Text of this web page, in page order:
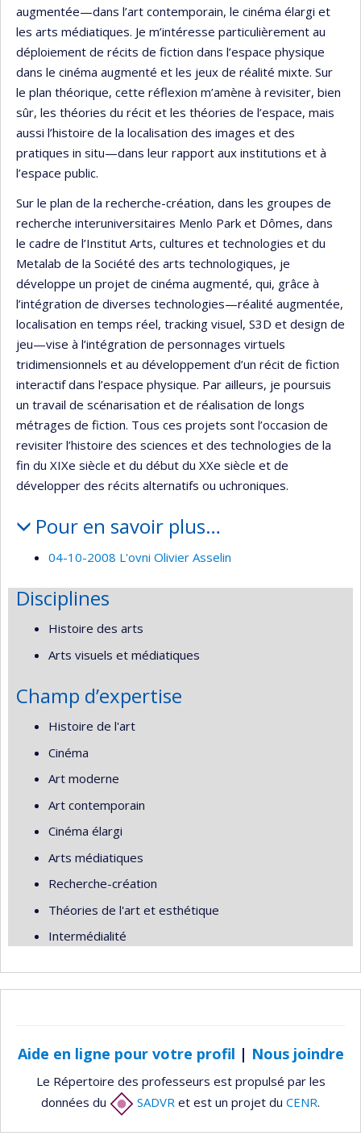
augmentée—dans l’art contemporain, le cinéma élargi et
les arts médiatiques. Je m’intéresse particulièrement au
déploiement de récits de fiction dans l’espace physique
dans le cinéma augmenté et les jeux de réalité mixte. Sur
le plan théorique, cette réflexion m’amène à revisiter, bien
sûr, les théories du récit et les théories de l’espace, mais
aussi l’histoire de la localisation des images et des
pratiques in situ—dans leur rapport aux institutions et à
l’espace public.
Sur le plan de la recherche-création, dans les groupes de
recherche interuniversitaires Menlo Park et Dômes, dans
le cadre de l’Institut Arts, cultures et technologies et du
Metalab de la Société des arts technologiques, je
développe un projet de cinéma augmenté, qui, grâce à
l’intégration de diverses technologies—réalité augmentée,
localisation en temps réel, tracking visuel, S3D et design de
jeu—vise à l’intégration de personnages virtuels
tridimensionnels et au développement d’un récit de fiction
interactif dans l’espace physique. Par ailleurs, je poursuis
un travail de scénarisation et de réalisation de longs
métrages de fiction. Tous ces projets sont l’occasion de
revisiter l’histoire des sciences et des technologies de la
fin du XIXe siècle et du début du XXe siècle et de
développer des récits alternatifs ou uchroniques.
Pour en savoir plus…
04-10-2008 L'ovni Olivier Asselin
Disciplines
Histoire des arts
Arts visuels et médiatiques
Champ d’expertise
Histoire de l'art
Cinéma
Art moderne
Art contemporain
Cinéma élargi
Arts médiatiques
Recherche-création
Théories de l'art et esthétique
Intermédialité
Aide en ligne pour votre profil | Nous joindre
Le Répertoire des professeurs est propulsé par les
données du
SADVR et est un projet du CENR.